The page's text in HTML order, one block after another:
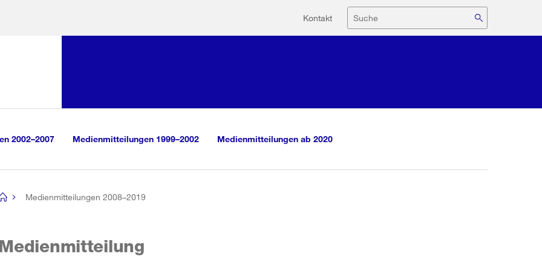
Hilfsnavigation
Kontakt Suche
2002–2007 Medienmitteilungen 1999–2002 Medienmitteilungen ab 2020
Medienmitteilungen 2008–2019